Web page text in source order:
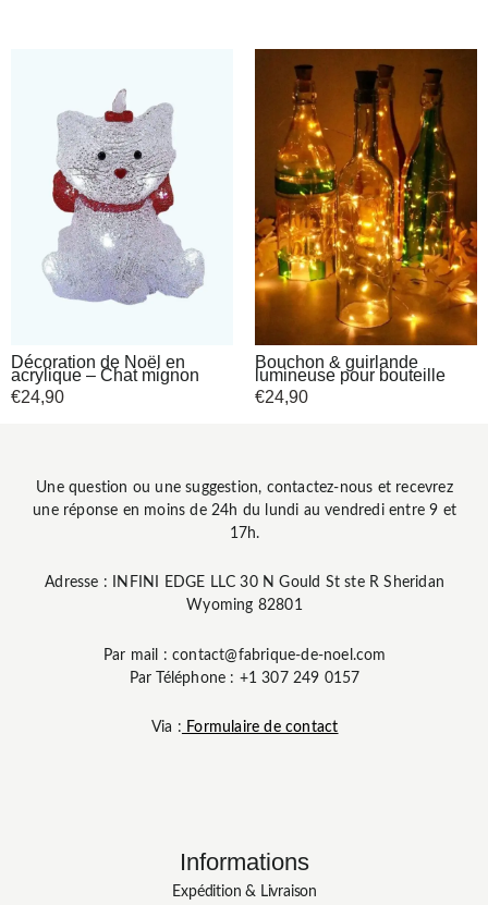
Décoration de Noël en
acrylique – Chat mignon
€24,90
Bouchon & guirlande
lumineuse pour bouteille
€24,90
Une question ou une suggestion, contactez-nous et recevrez
une réponse en moins de 24h du lundi au vendredi entre 9 et
17h.
Adresse : INFINI EDGE LLC 30 N Gould St ste R Sheridan
Wyoming 82801
Par mail : contact@fabrique-de-noel.com
Par Téléphone : +1 307 249 0157
Via : Formulaire de contact
Informations
Expédition & Livraison